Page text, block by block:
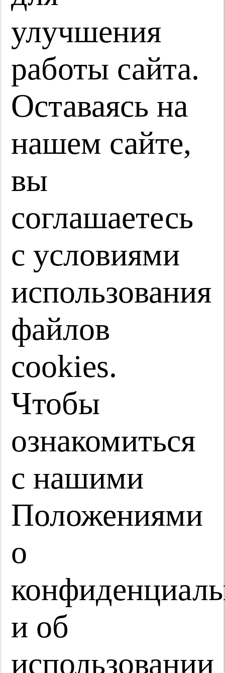
Врач говорит
29.01.2026
Деменция
Клинические рекомендации-2026:
Цикл подкастов по колопроктологии
«Прокто-Фокус»
Современная дерматология.
улучшения
работы сайта.
Оставаясь на
нашем сайте,
вы
соглашаетесь
с условиями
использования
файлов
cооkies.
Чтобы
ознакомиться
с нашими
Положениями
о
и об
использовании